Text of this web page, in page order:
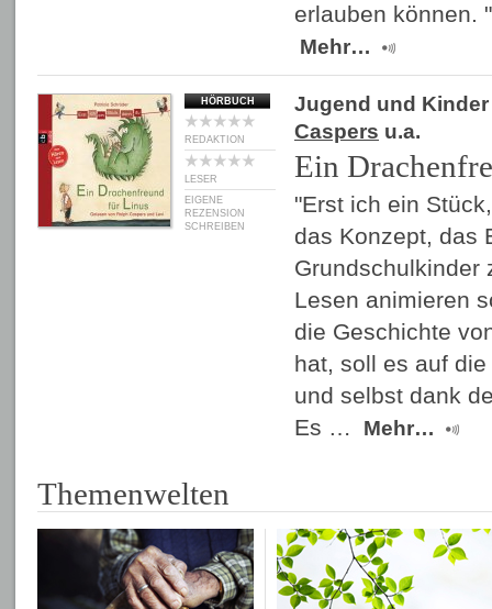
erlauben können.
Mehr…
HÖRBUCH
REDAKTION
LESER
EIGENE
REZENSION
SCHREIBEN
Jugend und Kinder
Caspers u.a.
Ein
"Erst ich ein
das Konzept, das
Grundschulkinder
Lesen animieren
die Geschichte
hat, soll es auf
und selbst dank
Es …
Mehr…
Themenwelten